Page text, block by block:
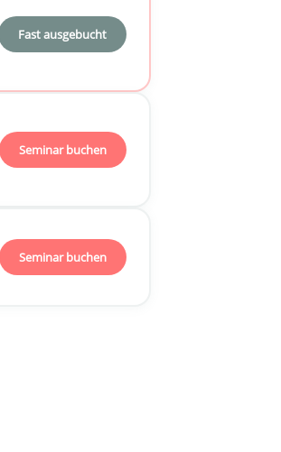
Fast ausgebucht
Seminar buchen
Seminar buchen